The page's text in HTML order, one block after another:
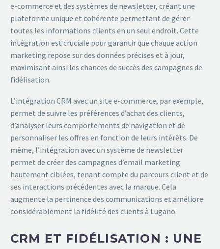
e-commerce et des systèmes de newsletter, créant une
plateforme unique et cohérente permettant de gérer
toutes les informations clients en un seul endroit. Cette
intégration est cruciale pour garantir que chaque action
marketing repose sur des données précises et à jour,
maximisant ainsi les chances de succès des campagnes de
fidélisation.
L’intégration CRM avec un site e-commerce, par exemple,
permet de suivre les préférences d’achat des clients,
d’analyser leurs comportements de navigation et de
personnaliser les offres en fonction de leurs intérêts. De
même, l’intégration avec un système de newsletter
permet de créer des campagnes d’email marketing
hautement ciblées, tenant compte du parcours client et de
ses interactions précédentes avec la marque. Cela
augmente la pertinence des communications et améliore
considérablement la fidélité des clients à Lugano.
CRM ET FIDÉLISATION : UNE